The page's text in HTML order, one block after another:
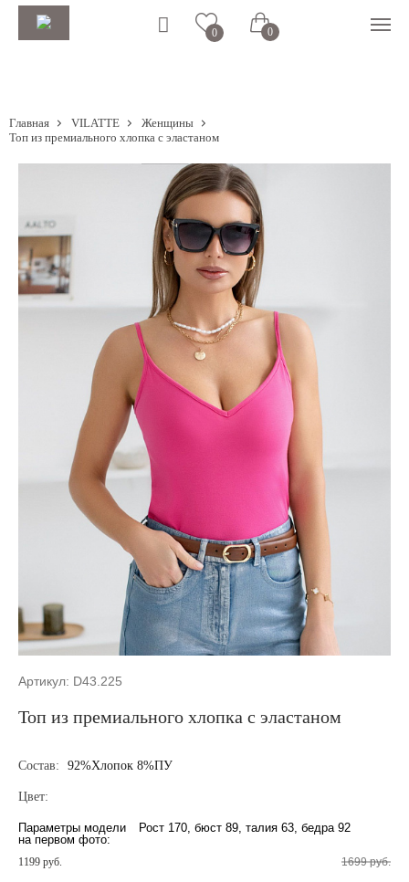
0 0
Главная VILATTE
Женщины
Топ из премиального хлопка с эластаном
Артикул: D43.225
Топ из премиального хлопка с эластаном
Состав: 92%Хлопок 8%ПУ
Цвет:
Параметры модели
на первом фото:
Рост 170, бюст 89, талия 63, бедра 92
1199 руб. 1699 руб.